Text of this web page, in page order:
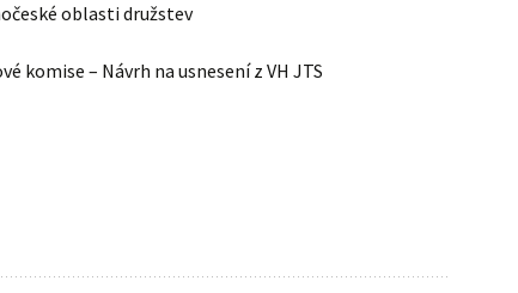
oblasti družstev
komise – Návrh na usnesení z VH JTS